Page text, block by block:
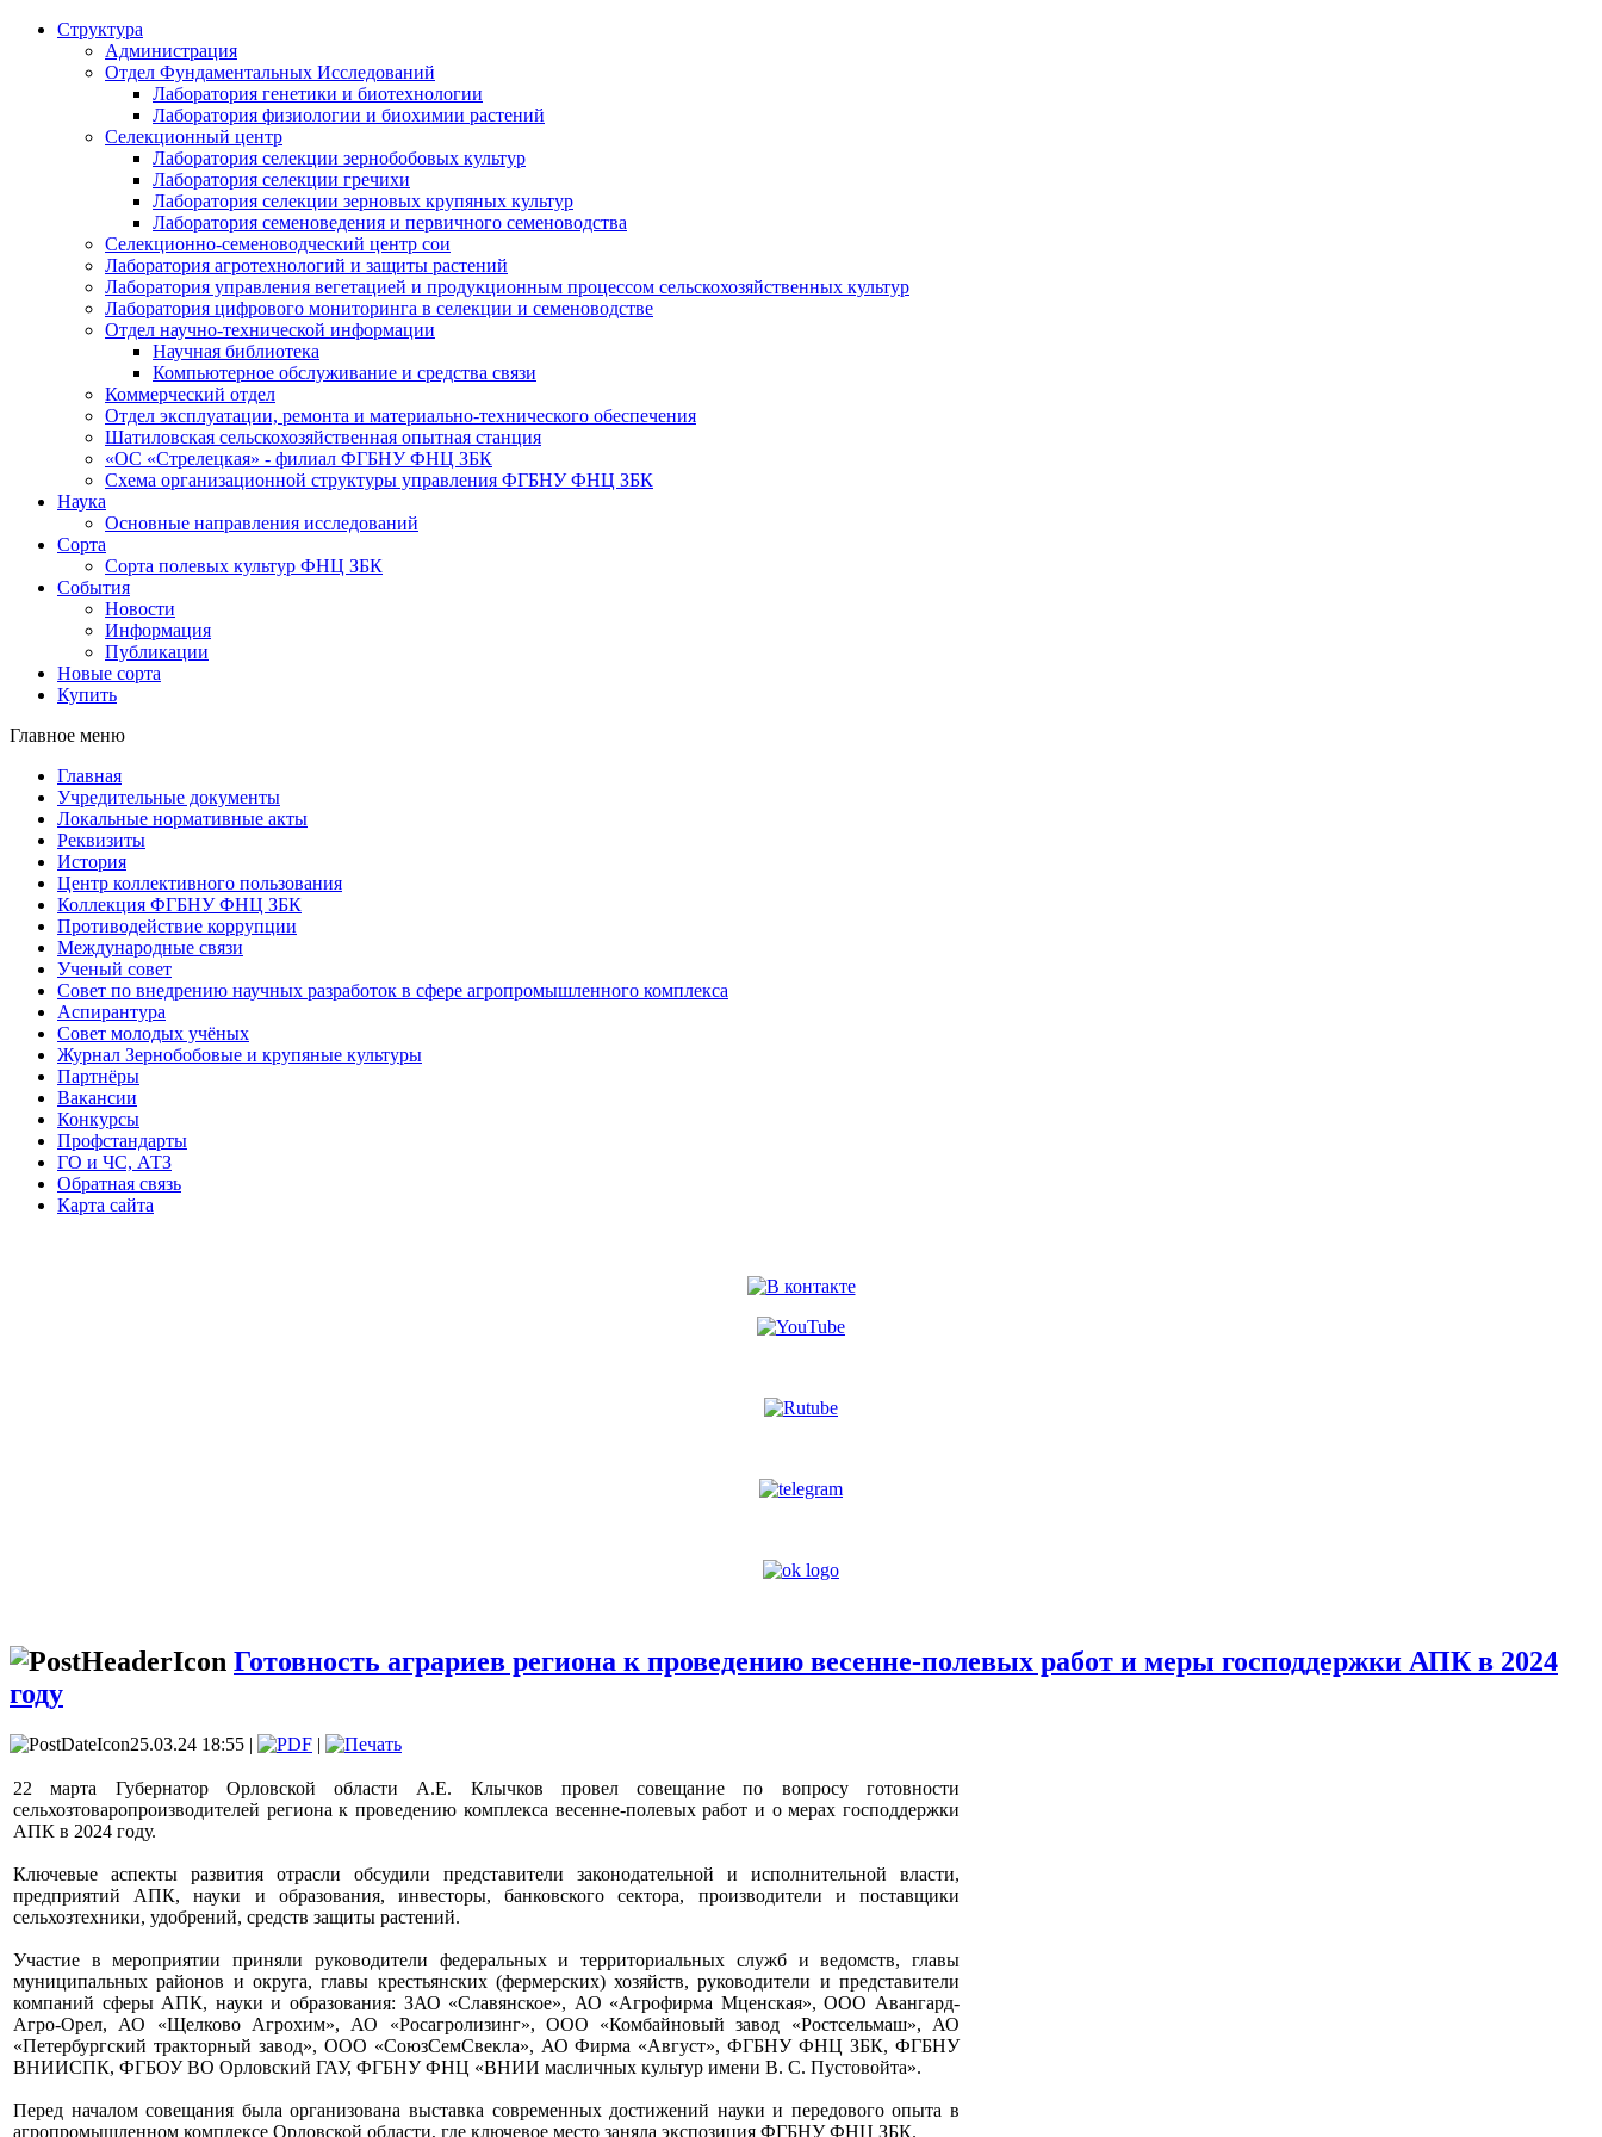
Структура
Администрация
Отдел Фундаментальных Исследований
Лаборатория генетики и биотехнологии
Лаборатория физиологии и биохимии растений
Селекционный центр
Лаборатория селекции зернобобовых культур
Лаборатория селекции гречихи
Лаборатория селекции зерновых крупяных культур
Лаборатория семеноведения и первичного семеноводства
Селекционно-семеноводческий центр сои
Лаборатория агротехнологий и защиты растений
Лаборатория управления вегетацией и продукционным процессом сельскохозяйственных культур
Лаборатория цифрового мониторинга в селекции и семеноводстве
Отдел научно-технической информации
Научная библиотека
Компьютерное обслуживание и средства связи
Коммерческий отдел
Отдел эксплуатации, ремонта и материально-технического обеспечения
Шатиловская сельскохозяйственная опытная станция
«ОС «Стрелецкая» - филиал ФГБНУ ФНЦ ЗБК
Схема организационной структуры управления ФГБНУ ФНЦ ЗБК
Наука
Основные направления исследований
Сорта
Сорта полевых культур ФНЦ ЗБК
События
Новости
Информация
Публикации
Новые сорта
Купить
Главное меню
Главная
Учредительные документы
Локальные нормативные акты
Реквизиты
История
Центр коллективного пользования
Коллекция ФГБНУ ФНЦ ЗБК
Противодействие коррупции
Международные связи
Ученый совет
Совет по внедрению научных разработок в сфере агропромышленного комплекса
Аспирантура
Совет молодых учёных
Журнал Зернобобовые и крупяные культуры
Партнёры
Вакансии
Конкурсы
Профстандарты
ГО и ЧС, АТЗ
Обратная связь
Карта сайта
Готовность аграриев региона к проведению весенне-полевых работ и меры господдержки АПК в 2024
году
25.03.24 18:55 | |
22 марта Губернатор Орловской области А.Е. Клычков провел совещание по вопросу готовности
сельхозтоваропроизводителей региона к проведению комплекса весенне-полевых работ и о мерах господдержки
АПК в 2024 году.
Ключевые аспекты развития отрасли обсудили представители законодательной и исполнительной власти,
предприятий АПК, науки и образования, инвесторы, банковского сектора, производители и поставщики
сельхозтехники, удобрений, средств защиты растений.
Участие в мероприятии приняли руководители федеральных и территориальных служб и ведомств, главы
муниципальных районов и округа, главы крестьянских (фермерских) хозяйств, руководители и представители
компаний сферы АПК, науки и образования: ЗАО «Славянское», АО «Агрофирма Мценская», ООО Авангард-
Агро-Орел, АО «Щелково Агрохим», АО «Росагролизинг», ООО «Комбайновый завод «Ростсельмаш», АО
«Петербургский тракторный завод», ООО «СоюзСемСвекла», АО Фирма «Август», ФГБНУ ФНЦ ЗБК, ФГБНУ
ВНИИСПК, ФГБОУ ВО Орловский ГАУ, ФГБНУ ФНЦ «ВНИИ масличных культур имени В. С. Пустовойта».
Перед началом совещания была организована выставка современных достижений науки и передового опыта в
агропромышленном комплексе Орловской области, где ключевое место заняла экспозиция ФГБНУ ФНЦ ЗБК.